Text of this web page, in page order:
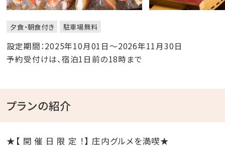
夕食・朝食付き 駐車場無料
設定期間：2025年10月01日～2026年11月30日
予約受付けは、宿泊1日前の18時まで
プランの紹介
★【 開 催 日 限 定 ！】 庄内グルメを満喫★